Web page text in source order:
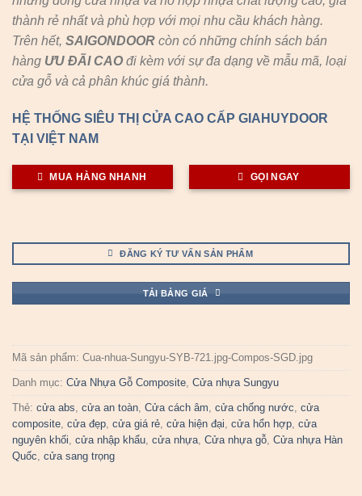
thành rẻ nhất và phù hợp với mọi nhu cầu khách hàng.
Trên hết, SAIGONDOOR còn có những chính sách bán
hàng ƯU ĐÃI CAO đi kèm với sự đa dạng về mẫu mã, loại
cửa gỗ và cả phân khúc giá thành.
HỆ THỐNG SIÊU THỊ CỬA CAO CẤP GIAHUYDOOR
TẠI VIỆT NAM
MUA HÀNG NHANH GỌI NGAY
ĐĂNG KÝ TƯ VẤN SẢN PHẨM
TẢI BẢNG GIÁ
Mã sản phẩm: Cua-nhua-Sungyu-SYB-721.jpg-Compos-SGD.jpg
Danh mục: Cửa Nhựa Gỗ Composite, Cửa nhựa Sungyu
Thẻ: cửa abs, cửa an toàn, Cửa cách âm, cửa chống nước, cửa
composite, cửa đẹp, cửa giá rẻ, cửa hiện đại, cửa hổn hợp, cửa
nguyên khối, cửa nhập khẩu, cửa nhựa, Cửa nhựa gỗ, Cửa nhựa Hàn
Quốc, cửa sang trọng